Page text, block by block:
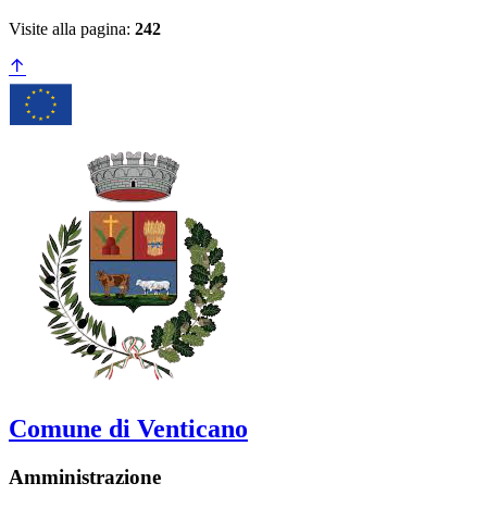
Visite alla pagina: 242
Comune di Venticano
Amministrazione